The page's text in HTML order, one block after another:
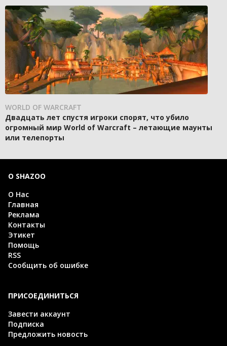
WORLD OF WARCRAFT
Двадцать лет спустя игроки спорят, что убило
огромный мир World of Warcraft – летающие маунты
или телепорты
О SHAZOO
О Нас
Главная
Реклама
Контакты
Этикет
Помощь
RSS
Сообщить об ошибке
ПРИСОЕДИНИТЬСЯ
Завести аккаунт
Подписка
Предложить новость